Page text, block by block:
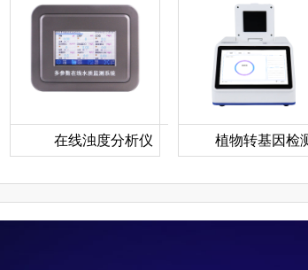
在线浊度分析仪 植物转基因检